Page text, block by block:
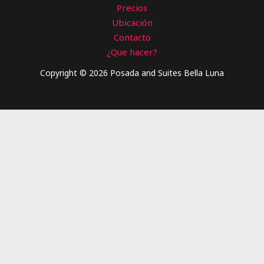
Precios
Ubicación
Contacto
¿Que hacer?
Copyright © 2026 Posada and Suites Bella Luna